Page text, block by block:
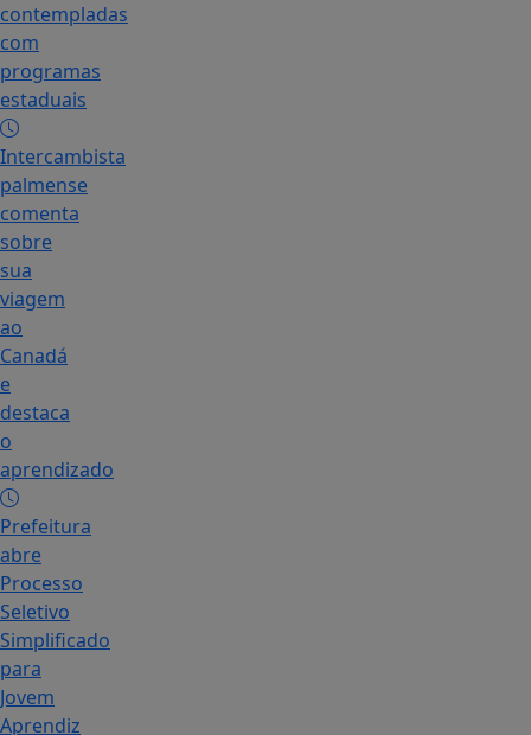
contempladas
com
programas
estaduais
Intercambista
palmense
comenta
sobre
sua
viagem
ao
Canadá
e
destaca
o
aprendizado
Prefeitura
abre
Processo
Seletivo
Simplificado
para
Jovem
Aprendiz